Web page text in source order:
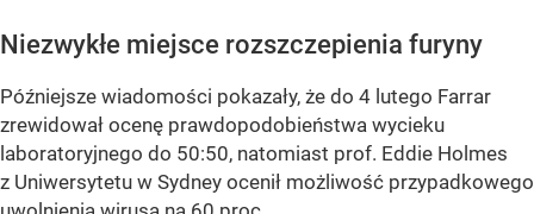
Niezwykłe miejsce rozszczepienia furyny
Późniejsze wiadomości pokazały, że do 4 lutego Farrar
zrewidował ocenę prawdopodobieństwa wycieku
laboratoryjnego do 50:50, natomiast prof. Eddie Holmes
z Uniwersytetu w Sydney ocenił możliwość przypadkowego